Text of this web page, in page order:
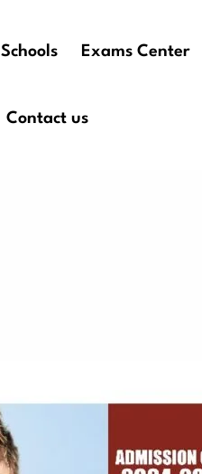
Schools Exams Center
Contact us